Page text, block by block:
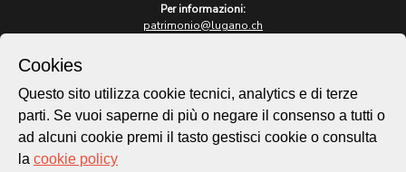
Per informazioni:
patrimonio@lugano.ch
lugano.ch
Cookie policy
Cookies
Questo sito utilizza cookie tecnici, analytics e di terze
parti. Se vuoi saperne di più o negare il consenso a tutti o
ad alcuni cookie premi il tasto gestisci cookie o consulta
la cookie policy